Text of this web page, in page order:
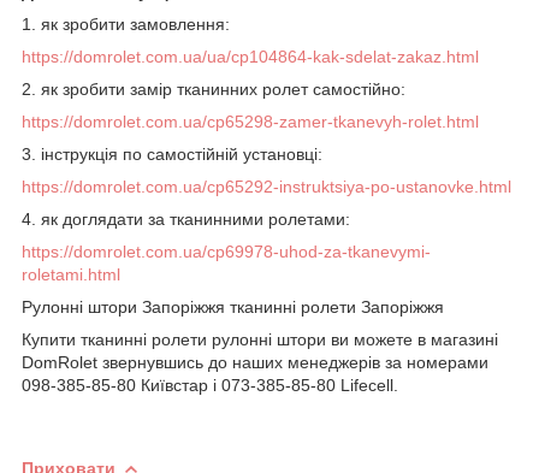
1.
як зробити замовлення:
https://domrolet.com.ua/ua/cp104864-kak-sdelat-zakaz.html
2. як зробити замір тканинних ролет самостійно:
https://domrolet.com.ua/cp65298-zamer-tkanevyh-rolet.html
3. інструкція по самостійній установці:
https://domrolet.com.ua/cp65292-instruktsiya-po-ustanovke.html
4. як доглядати за тканинними ролетами:
https://domrolet.com.ua/cp69978-uhod-za-tkanevymi-
roletami.html
Рулонні штори Запоріжжя тканинні ролети Запоріжжя
Купити тканинні ролети рулонні штори ви можете в магазині
DomRolet звернувшись до наших менеджерів за номерами
098-385-85-80 Київстар і 073-385-85-80 Lifecell.
Приховати